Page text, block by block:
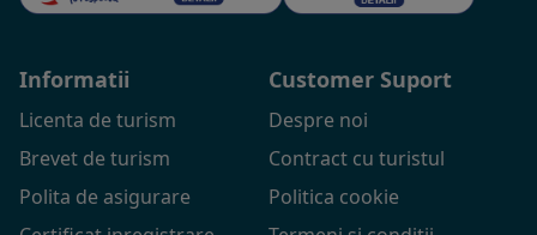
Informatii
Licenta de turism
Brevet de turism
Polita de asigurare
Customer Suport
Despre noi
Contract cu turistul
Politica cookie